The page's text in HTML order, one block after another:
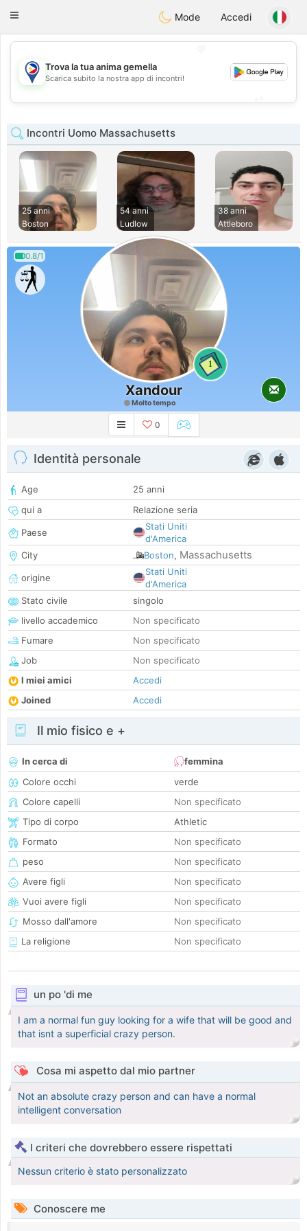
PhilippinesChat
Toggle
Mode Accedi
💖
💕
Trova la tua anima gemella
Scarica subito la nostra app di incontri!
Incontri Uomo Massachusetts
25 anni
Boston
54 anni
Ludlow
38 anni
Attleboro
0.8/1
1
Xandour
Molto tempo
0
Identità personale
Age
25 anni
qui a
Relazione seria
Paese
Stati Uniti
d'America
City
Boston, Massachusetts
origine
Stati Uniti
d'America
Stato civile
singolo
livello accademico
Non specificato
Fumare
Non specificato
Job
Non specificato
I miei amici
Accedi
Joined
Accedi
Il mio fisico e +
In cerca di
femmina
Colore occhi
verde
Colore capelli
Non specificato
Tipo di corpo
Athletic
Formato
Non specificato
peso
Non specificato
Avere figli
Non specificato
Vuoi avere figli
Non specificato
Mosso dall'amore
Non specificato
La religione
Non specificato
un po 'di me
I am a normal fun guy looking for a wife that will be good and
that isnt a superficial crazy person.
Cosa mi aspetto dal mio partner
Not an absolute crazy person and can have a normal
intelligent conversation
I criteri che dovrebbero essere rispettati
Nessun criterio è stato personalizzato
Conoscere me